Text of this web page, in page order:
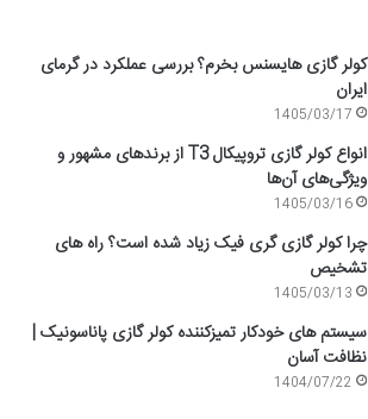
کولر گازی هایسنس بخرم؟ بررسی عملکرد در گرمای
ایران
1405/03/17
انواع کولر گازی تروپیکال T3 از برندهای مشهور و
ویژگی‌های آن‌ها
1405/03/16
چرا کولر گازی گری فیک زیاد شده است؟ راه های
تشخیص
1405/03/13
سیستم های خودکار تمیزکننده کولر گازی پاناسونیک |
نظافت آسان
1404/07/22